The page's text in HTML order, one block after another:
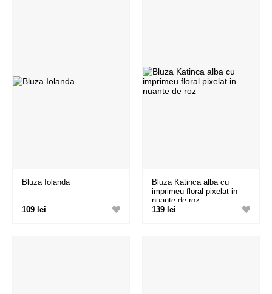
Bluza Iolanda
109 lei
Bluza Katinca alba cu
imprimeu floral pixelat in
nuante de roz
139 lei